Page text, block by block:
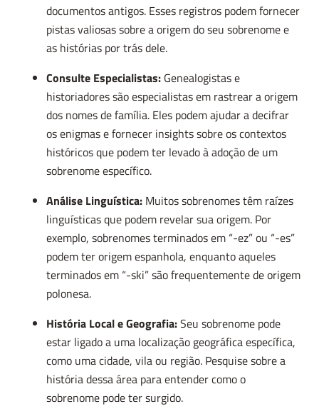
documentos antigos. Esses registros podem fornecer
pistas valiosas sobre a origem do seu sobrenome e
as histórias por trás dele.
Consulte Especialistas: Genealogistas e
historiadores são especialistas em rastrear a origem
dos nomes de família. Eles podem ajudar a decifrar
os enigmas e fornecer insights sobre os contextos
históricos que podem ter levado à adoção de um
sobrenome específico.
Análise Linguística: Muitos sobrenomes têm raízes
linguísticas que podem revelar sua origem. Por
exemplo, sobrenomes terminados em “-ez” ou “-es”
podem ter origem espanhola, enquanto aqueles
terminados em “-ski” são frequentemente de origem
polonesa.
História Local e Geografia:Seu sobrenome pode
estar ligado a uma localização geográfica específica,
como uma cidade, vila ou região. Pesquise sobre a
história dessa área para entender como o
sobrenome pode ter surgido.